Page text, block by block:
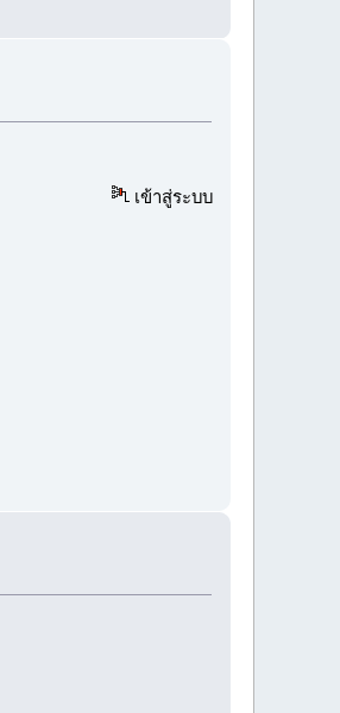
เข้าสู่ระบบ